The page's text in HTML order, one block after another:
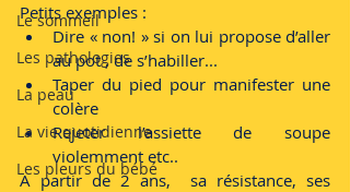
Le sommeil
Les pathologies
La peau
La vie quotidienne
Les pleurs du bébé
Petits exemples :
Dire « non! » si on lui propose d’aller
au pot , de s’habiller...
Taper du pied pour manifester une
colère
Rejeter l’assiette de soupe
violemment etc..
A partir de 2 ans,  sa résistance, ses